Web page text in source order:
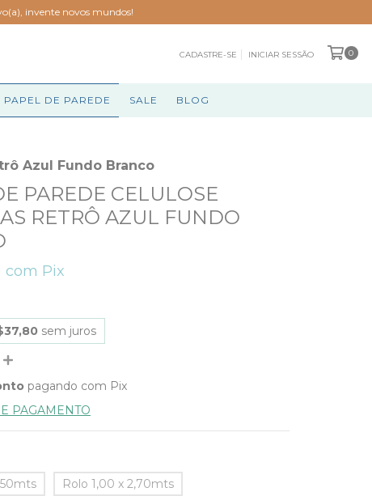
invente novos mundos!
CADASTRE-SE INICIAR SESSÃO 0
PAPEL DE PAREDE SALE BLOG
Azul Fundo Branco
PAREDE CELULOSE
RETRÔ AZUL FUNDO
com Pix
sem juros
pagando com Pix
PAGAMENTO
Rolo 1,00 x 2,70mts